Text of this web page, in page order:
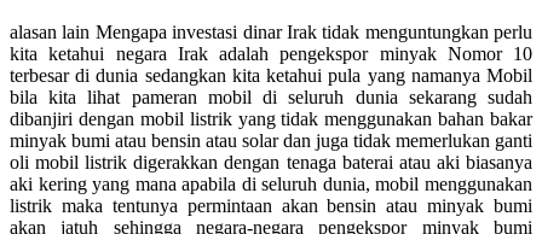
alasan lain Mengapa investasi dinar Irak tidak menguntungkan perlu
kita ketahui negara Irak adalah pengekspor minyak Nomor 10
terbesar di dunia sedangkan kita ketahui pula yang namanya Mobil
bila kita lihat pameran mobil di seluruh dunia sekarang sudah
dibanjiri dengan mobil listrik yang tidak menggunakan bahan bakar
minyak bumi atau bensin atau solar dan juga tidak memerlukan ganti
oli mobil listrik digerakkan dengan tenaga baterai atau aki biasanya
aki kering yang mana apabila di seluruh dunia, mobil menggunakan
listrik maka tentunya permintaan akan bensin atau minyak bumi
akan jatuh sehingga negara-negara pengekspor minyak bumi